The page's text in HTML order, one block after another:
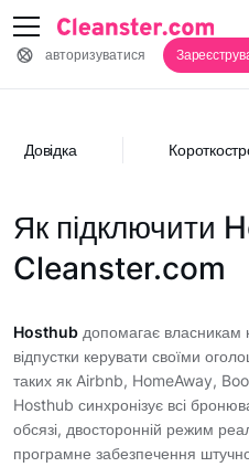
авторизуватися
Довідка
Як підключити
Cleanster.com
Hosthub допомагає власникам
відпустки керувати своїми
таких як Airbnb, HomeAway,
Hosthub синхронізує всі
обсязі, двосторонній режим
програмне забезпечення